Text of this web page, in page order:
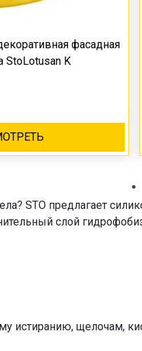
фасадная
StoLotusan K
STO предлагает
слой
истиранию, щелочам,